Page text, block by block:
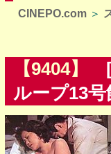
CINEPO.com ＞
【9404】
[
ループ13